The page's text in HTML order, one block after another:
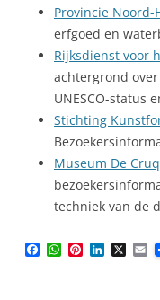
Provincie Noord-
erfgoed en
Rijksdienst voor
achtergrond
UNESCO-status
Stichting
Museum De
techniek van de
W P X E
m